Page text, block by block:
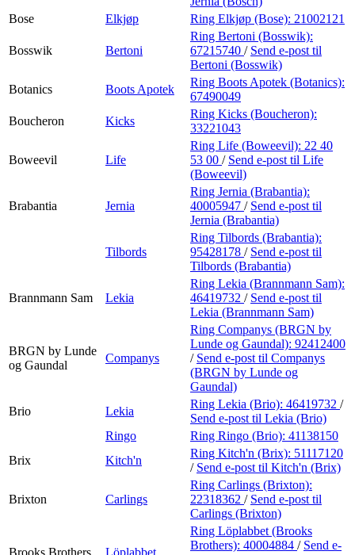
Bose
Elkjøp Ring Elkjøp (Bose): 21002121
Bosswik Bertoni
Ring Bertoni (Bosswik):
67215740 / Send e-post til
Bertoni (Bosswik)
Botanics
Boots Apotek
Ring Boots Apotek (Botanics):
67490049
Boucheron
Kicks
Ring Kicks (Boucheron):
33221043
Boweevil Life
Ring Life (Boweevil): 22 40
53 00 / Send e-post til Life
(Boweevil)
Brabantia Jernia
Ring Jernia (Brabantia):
40005947 / Send e-post til
Jernia (Brabantia)
Tilbords
Ring Tilbords (Brabantia):
95428178 / Send e-post til
Tilbords (Brabantia)
Brannmann Sam Lekia
Ring Lekia (Brannmann Sam):
46419732 / Send e-post til
Lekia (Brannmann Sam)
BRGN by Lunde
og Gaundal
Companys
Ring Companys (BRGN by
Lunde og Gaundal): 92412400
/ Send e-post til Companys
(BRGN by Lunde og
Gaundal)
Brio
Lekia
Ring Lekia (Brio): 46419732 /
Send e-post til Lekia (Brio)
Ringo
Ring Ringo (Brio): 41138150
Brix
Kitch'n
Ring Kitch'n (Brix): 51117120
/ Send e-post til Kitch'n (Brix)
Brixton Carlings
Ring Carlings (Brixton):
22318362 / Send e-post til
Carlings (Brixton)
Brooks Brothers Löplabbet
Ring Löplabbet (Brooks
Brothers): 40004884 / Send e-